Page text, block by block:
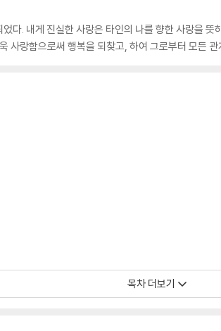
었다. 내게 진실한 사랑은 타인의 나를 향한 사랑을
사랑함으로써 행복을 되찾고, 하여 그로부터 모든
목차 더보기